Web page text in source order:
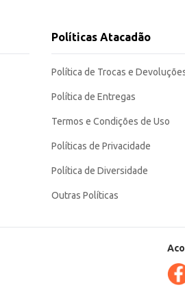
Políticas Atacadão
Política de Trocas e
Política de Entregas
Termos e Condições de Uso
Políticas de Privacidade
Política de Diversidade
Outras Políticas